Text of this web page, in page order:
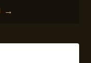
→